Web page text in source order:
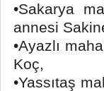
•Sakarya
annesi
•Ayazlı
Koç,
•Yassıtaş